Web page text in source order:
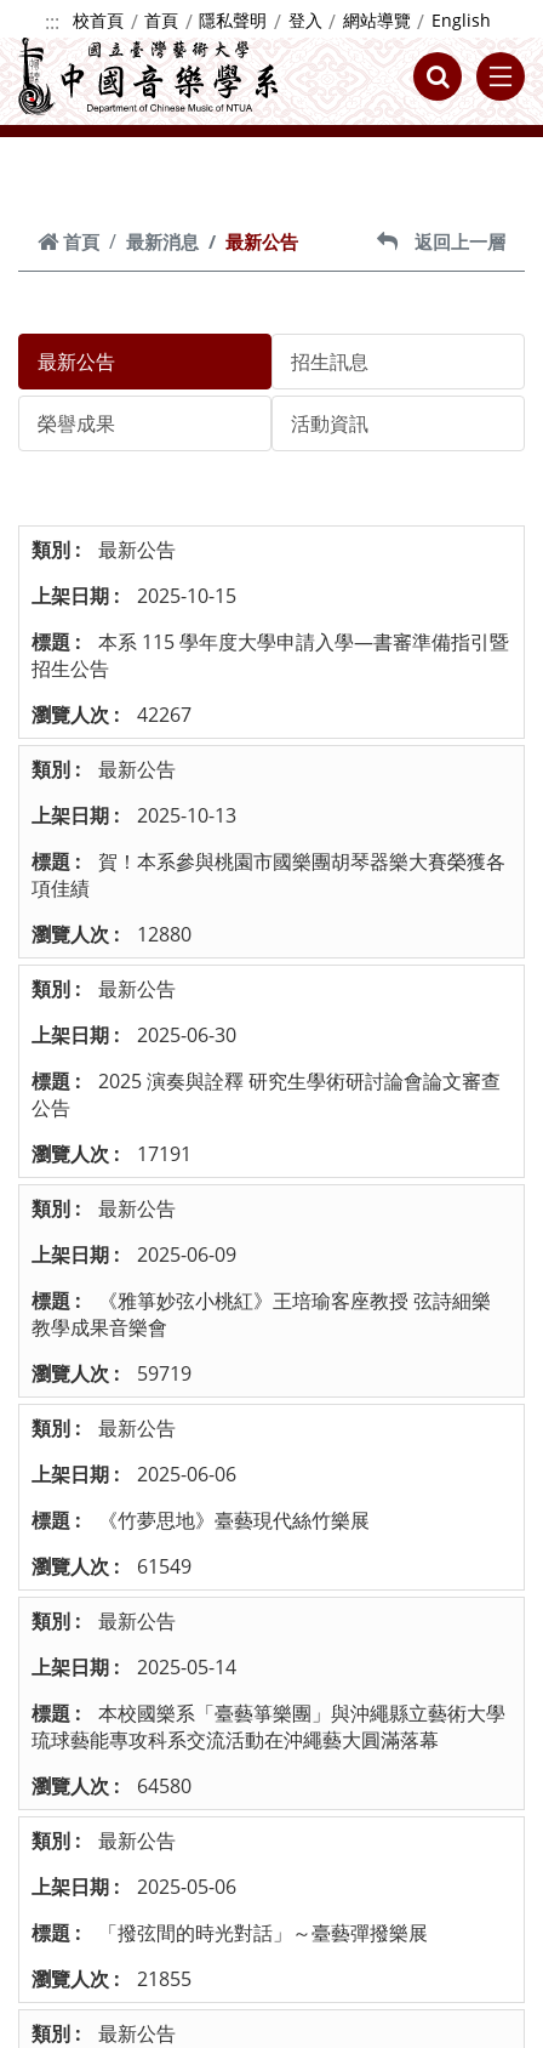
跳到主要內容
::: 校首頁 首頁 隱私聲明 登入 網站導覽 English
首頁 最新消息 最新公告 返回上一層
最新公告 招生訊息
榮譽成果 活動資訊
最新公告
2025-10-15
本系 115 學年度大學申請入學—書審準備指引暨
招生公告
42267
最新公告
2025-10-13
賀！本系參與桃園市國樂團胡琴器樂大賽榮獲各
項佳績
12880
最新公告
2025-06-30
2025 演奏與詮釋 研究生學術研討論會論文審查
公告
17191
最新公告
2025-06-09
《雅箏妙弦小桃紅》王培瑜客座教授 弦詩細樂
教學成果音樂會
59719
最新公告
2025-06-06
《竹夢思地》臺藝現代絲竹樂展
61549
最新公告
2025-05-14
本校國樂系「臺藝箏樂團」與沖繩縣立藝術大學
琉球藝能專攻科系交流活動在沖繩藝大圓滿落幕
64580
最新公告
2025-05-06
「撥弦間的時光對話」～臺藝彈撥樂展
21855
最新公告